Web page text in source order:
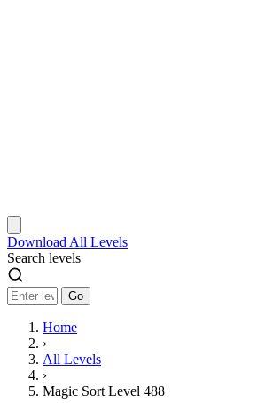
Download All Levels
Search levels
Go
Home
›
All Levels
›
Magic Sort Level 488